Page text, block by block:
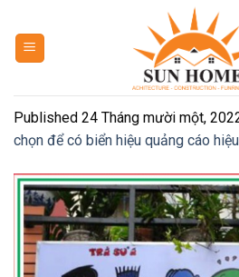
content
Published 24 Tháng mười một,
chọn để có biển hiệu quảng cáo